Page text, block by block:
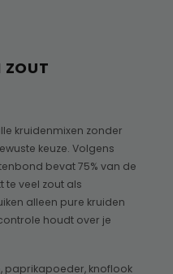
ZOUT
kruidenmixen zonder
keuze. Volgens
bevat 75% van de
te veel zout als
alleen pure kruiden
houdt over je
paprikapoeder, knoflook